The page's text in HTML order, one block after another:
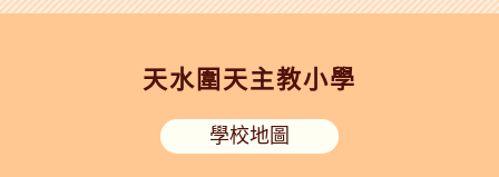
天水圍天主教小學
學校地圖